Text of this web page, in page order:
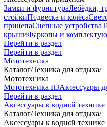
Замки и фурнитураЛебёдки,
стойкиПодвеска и колёса
прицепаСцепные устройства
крышиФаркопы и
Перейти в раздел
Перейти в раздел
Мототехника
Каталог/Техника для отдыха/
Мототехника
Мототехника HJАксессуары
Перейти в раздел
Аксессуары к водной технике
Каталог/Техника для отдыха/
Аксессуары к водной технике